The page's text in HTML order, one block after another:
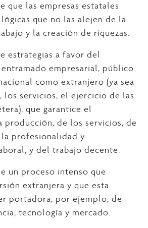
que las empresas estatales
que no las alejen de la
y la creación de riquezas.
estrategias a favor del
empresarial, público
como extranjero (ya sea
los servicios, el ejercicio de las
que garantice el
producción, de los servicios, de
profesionalidad y
y del trabajo decente.
un proceso intenso que
extranjera y que esta
portadora, por ejemplo, de
tecnología y mercado.